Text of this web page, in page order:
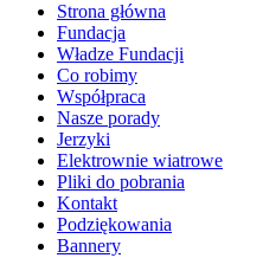
Strona główna
Fundacja
Władze Fundacji
Co robimy
Współpraca
Nasze porady
Jerzyki
Elektrownie wiatrowe
Pliki do pobrania
Kontakt
Podziękowania
Bannery